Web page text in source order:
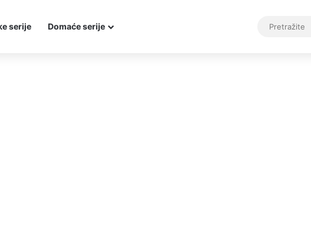
serije Domaće serije